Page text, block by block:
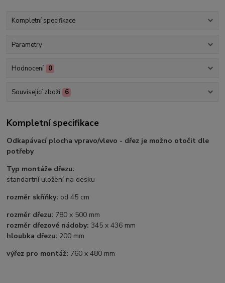
Kompletní specifikace
Parametry
Hodnocení 0
Související zboží 6
Kompletní specifikace
Odkapávací plocha vpravo/vlevo - dřez je možno otočit dle
potřeby
Typ montáže dřezu:
standartní uložení na desku
rozměr skříňky: od 45 cm
rozměr dřezu: 780 x 500 mm
rozměr dřezové nádoby: 345 x 436 mm
hloubka dřezu: 200 mm
výřez pro montáž: 760 x 480 mm